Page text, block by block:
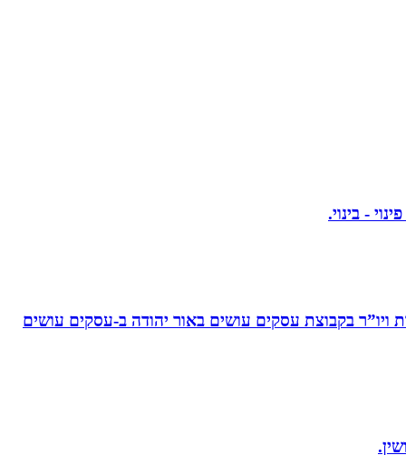
בקבוצת עסקים עושים באור יהודה‏ ב-‏עסקים עושים